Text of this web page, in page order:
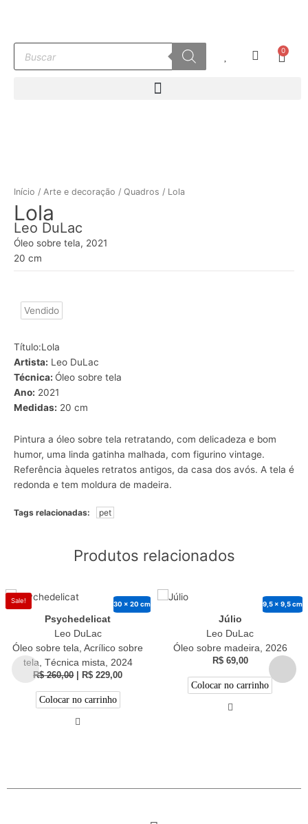
conteúdo
Pesquisar
produtos
0
Início / Arte e decoração / Quadros / Lola
Lola
Leo DuLac
Óleo sobre tela, 2021
20 cm
Vendido
Título:Lola
Artista: Leo DuLac
Técnica: Óleo sobre tela
Ano: 2021
Medidas: 20 cm
Pintura a óleo sobre tela retratando, com delicadeza e bom
humor, uma linda gatinha malhada, com figurino vintage.
Referência àqueles retratos antigos, da casa dos avós. A tela é
redonda e tem moldura de madeira.
Tags relacionadas: pet
Produtos relacionados
Sale! 30 x 20 cm
Psychedelicat
Leo DuLac
Óleo sobre tela, Acrílico sobre
tela, Técnica mista, 2024
R$260,00| R$ 229,00
Colocar no carrinho
9,5 x 9,5 cm
Júlio
Leo DuLac
Óleo sobre madeira, 2026
R$69,00
Colocar no carrinho